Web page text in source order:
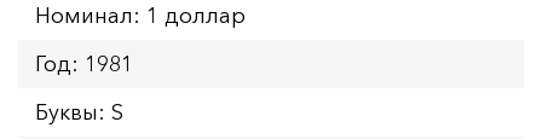
Номинал: 1 доллар
Год: 1981
Буквы: S